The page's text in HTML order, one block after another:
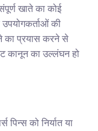
खाते का कोई
की
का प्रयास करने से
कानून का उल्लंघन हो
को निर्यात या